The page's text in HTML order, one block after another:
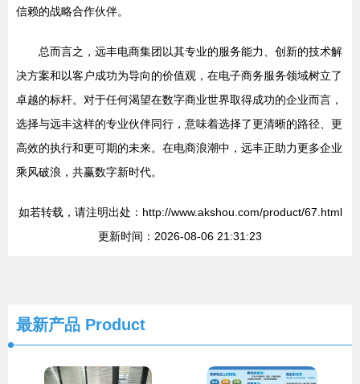
信赖的战略合作伙伴。
总而言之，远丰电商集团以其专业的服务能力、创新的技术解
决方案和以客户成功为导向的价值观，在电子商务服务领域树立了
卓越的标杆。对于任何渴望在数字商业世界取得成功的企业而言，
选择与远丰这样的专业伙伴同行，意味着选择了更清晰的路径、更
高效的执行和更可期的未来。在电商浪潮中，远丰正助力更多企业
乘风破浪，共赢数字新时代。
如若转载，请注明出处：http://www.akshou.com/product/67.html
更新时间：2026-08-06 21:31:23
最新产品 Product